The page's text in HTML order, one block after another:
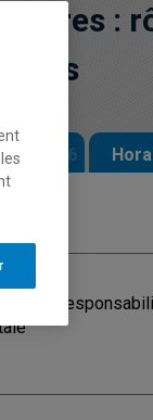
:
2026